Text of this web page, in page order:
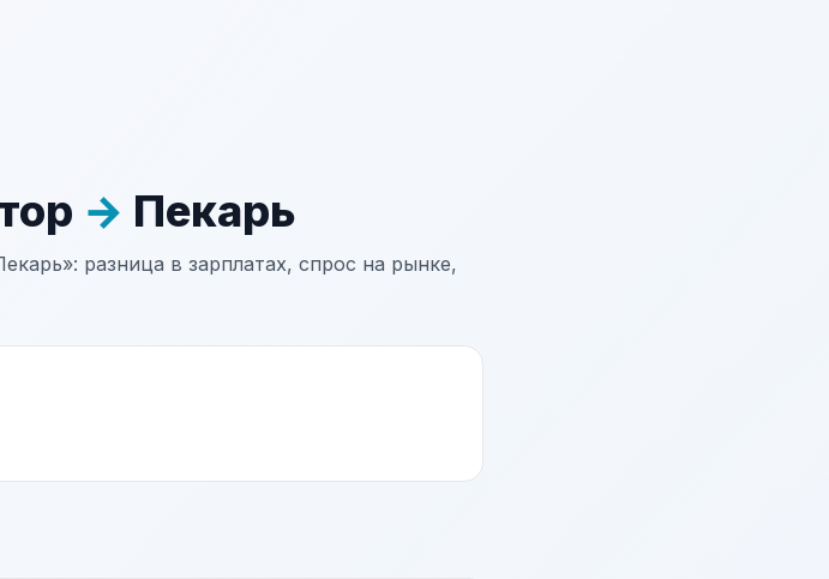
→ Пекарь
разница в зарплатах, спрос на рынке,